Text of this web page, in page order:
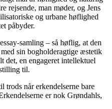
rejsende, man møder, og Jens
og urbane høflighed
påbyder.
samling – så høflig, at den
sin bogholderagtige æstetik
en engageret intellektuel
til.
trods når erkendelserne bare
er nok Grøndahls,